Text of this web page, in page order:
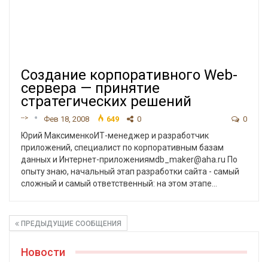
Создание корпоративного Web-
сервера — принятие
стратегических решений
--> Фев 18, 2008 649 0 0
Юрий МаксименкоИТ-менеджер и разработчик
приложений, специалист по корпоративным базам
данных и Интернет-приложениямdb_maker@aha.ru По
опыту знаю, начальный этап разработки сайта - самый
сложный и самый ответственный: на этом этапе…
ПРЕДЫДУЩИЕ СООБЩЕНИЯ
Новости